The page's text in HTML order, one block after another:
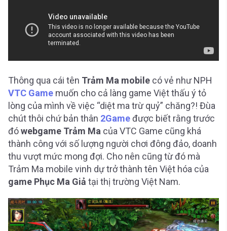
Thông qua cái tên Trảm Ma mobile có vẻ như NPH
VTC Game muốn cho cả làng game Việt thấu ý tỏ
lòng của mình về việc “diệt ma trừ quỷ” chăng?! Đùa
chút thôi chứ bản thân 2Gameđược biết rằng trước
đówebgame Trảm Ma của VTC Game cũng khá
thành công với số lượng người chơi đông đảo, doanh
thu vượt mức mong đợi. Cho nên cũng từ đó mà
Trảm Ma mobile vinh dự trở thành tên Việt hóa của
game Phục Ma Giả tại thị trường Việt Nam.